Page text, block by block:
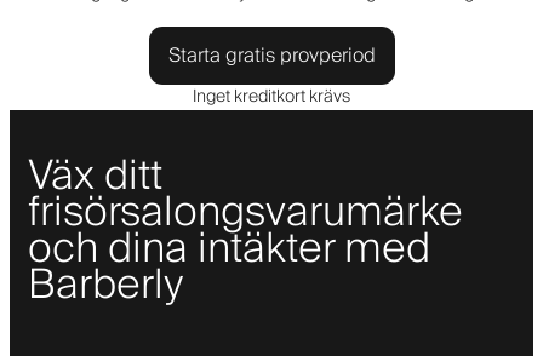
Starta gratis provperiod
Inget kreditkort krävs
Väx ditt
frisörsalongsvarumärke
och dina intäkter med
Barberly